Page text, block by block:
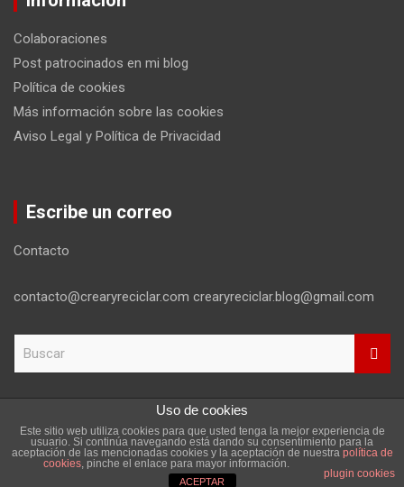
Colaboraciones
Post patrocinados en mi blog
Política de cookies
Más información sobre las cookies
Aviso Legal y Política de Privacidad
Escribe un correo
Contacto
contacto@crearyreciclar.com crearyreciclar.blog@gmail.com
c
Copyright ©2026
Aviso Legal y Política de Privacidad
Tema por:Theme Horse Funciona gracias a:
Uso de cookies
Este sitio web utiliza cookies para que usted tenga la mejor experiencia de
usuario. Si continúa navegando está dando su consentimiento para la
aceptación de las mencionadas cookies y la aceptación de nuestra política de
cookies, pinche el enlace para mayor información.
plugin cookies
ACEPTAR